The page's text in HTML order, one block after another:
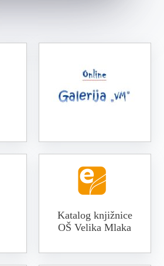
Katalog knjižnice
OŠ Velika Mlaka